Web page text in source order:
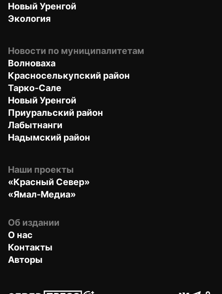
Новый Уренгой
Экология
Новости по муниципалитетам
Волноваха
Красноселькупский район
Тарко-Сале
Новый Уренгой
Приуральский район
Лабытнанги
Надымский район
Наши проекты
«Красный Север»
«Ямал-Медиа»
Об издании
О нас
Контакты
Авторы